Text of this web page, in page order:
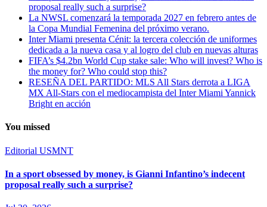
proposal really such a surprise?
La NWSL comenzará la temporada 2027 en febrero antes de
la Copa Mundial Femenina del próximo verano.
Inter Miami presenta Cénit: la tercera colección de uniformes
dedicada a la nueva casa y al logro del club en nuevas alturas
FIFA’s $4.2bn World Cup stake sale: Who will invest? Who is
the money for? Who could stop this?
RESEÑA DEL PARTIDO: MLS All Stars derrota a LIGA
MX All-Stars con el mediocampista del Inter Miami Yannick
Bright en acción
You missed
Editorial USMNT
In a sport obsessed by money, is Gianni Infantino’s indecent
proposal really such a surprise?